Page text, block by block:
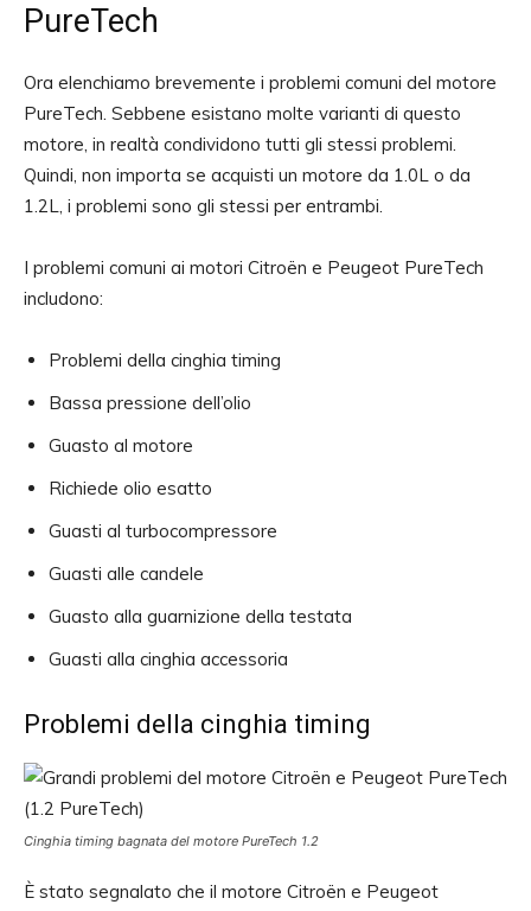
PureTech
Ora elenchiamo brevemente i problemi comuni del motore
PureTech. Sebbene esistano molte varianti di questo
motore, in realtà condividono tutti gli stessi problemi.
Quindi, non importa se acquisti un motore da 1.0L o da
1.2L, i problemi sono gli stessi per entrambi.
I problemi comuni ai motori Citroën e Peugeot PureTech
includono:
Problemi della cinghia timing
Bassa pressione dell’olio
Guasto al motore
Richiede olio esatto
Guasti al turbocompressore
Guasti alle candele
Guasto alla guarnizione della testata
Guasti alla cinghia accessoria
Problemi della cinghia timing
Cinghia timing bagnata del motore PureTech 1.2
È stato segnalato che il motore Citroën e Peugeot